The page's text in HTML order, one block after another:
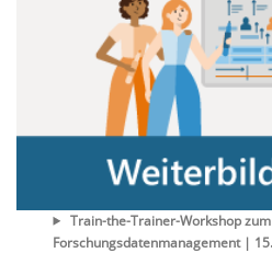
Train-the-Trainer-Workshop zum
Forschungsdatenmanagement |